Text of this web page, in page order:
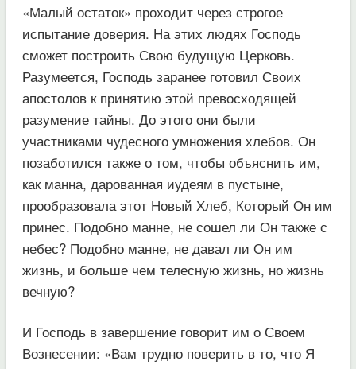
«Малый остаток» проходит через строгое
испытание доверия. На этих людях Господь
сможет построить Свою будущую Церковь.
Разумеется, Господь заранее готовил Своих
апостолов к принятию этой превосходящей
разумение тайны. До этого они были
участниками чудесного умножения хлебов. Он
позаботился также о том, чтобы объяснить им,
как манна, дарованная иудеям в пустыне,
прообразовала этот Новый Хлеб, Который Он им
принес. Подобно манне, не сошел ли Он также с
небес? Подобно манне, не давал ли Он им
жизнь, и больше чем телесную жизнь, но жизнь
вечную?
И Господь в завершение говорит им о Своем
Вознесении: «Вам трудно поверить в то, что Я